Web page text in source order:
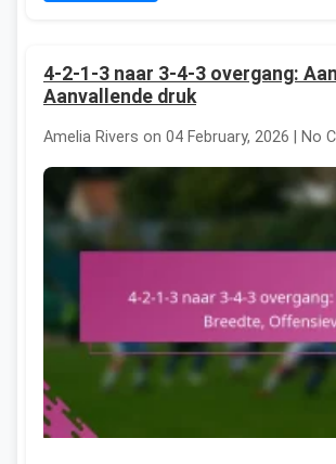
4-2-1-3 naar 3-4-3 overgang:
Aanvallende druk
Amelia Rivers on 04 February, 2026 | No